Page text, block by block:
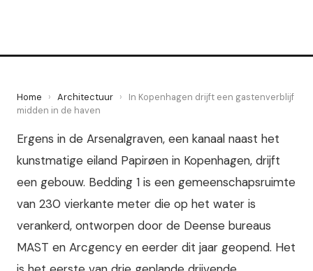
Home › Architectuur ›
In Kopenhagen drijft een gastenverblijf
midden in de haven
Ergens in de Arsenalgraven, een kanaal naast het
kunstmatige eiland Papirøen in Kopenhagen, drijft
een gebouw. Bedding 1 is een gemeenschapsruimte
van 230 vierkante meter die op het water is
verankerd, ontworpen door de Deense bureaus
MAST en Arcgency en eerder dit jaar geopend. Het